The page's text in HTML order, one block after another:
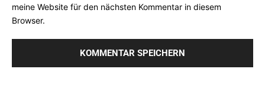
meine Website für den nächsten Kommentar in diesem
Browser.